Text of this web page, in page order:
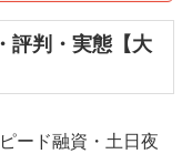
評判・実態【大
ード融資・土日夜